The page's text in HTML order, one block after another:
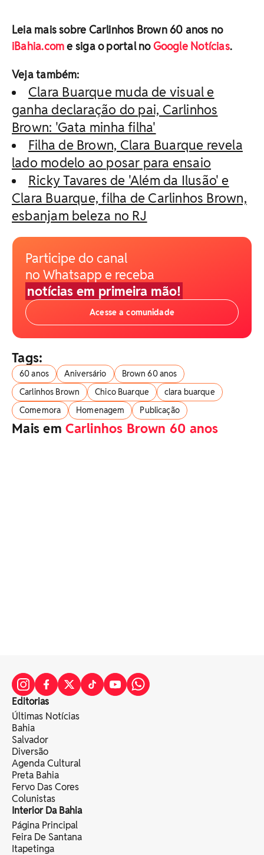
Leia mais sobre Carlinhos Brown 60 anos no
iBahia.come siga o portal noGoogle Notícias.
Veja também:
Clara Buarque muda de visual e
ganha declaração do pai, Carlinhos
Brown: 'Gata minha filha'
Filha de Brown, Clara Buarque revela
lado modelo ao posar para ensaio
Ricky Tavares de 'Além da Ilusão' e
Clara Buarque, filha de Carlinhos Brown,
esbanjam beleza no RJ
Participe do canal
no Whatsapp e receba
notícias em primeira mão!
Acesse a comunidade
Tags:
60 anos Aniversário
Brown 60 anos
Carlinhos Brown
Chico Buarque
clara buarque
Comemora
Homenagem Publicação
Mais emCarlinhos Brown 60 anos
Editorias
Últimas Notícias
Bahia
Salvador
Diversão
Agenda Cultural
Preta Bahia
Fervo Das Cores
Colunistas
Interior Da Bahia
Página Principal
Feira De Santana
Itapetinga